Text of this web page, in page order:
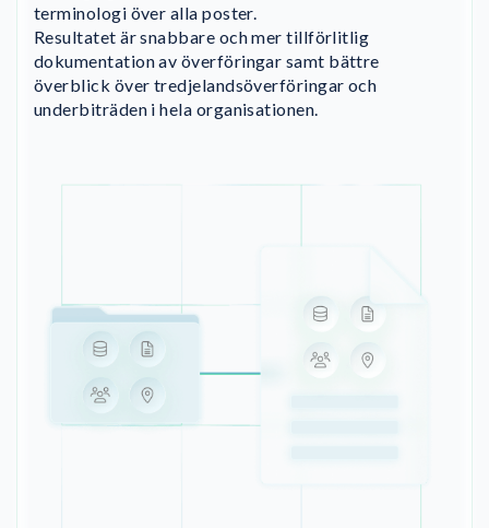
terminologi över alla poster.
Resultatet är snabbare och mer tillförlitlig
dokumentation av överföringar samt bättre
överblick över tredjelandsöverföringar och
underbiträden i hela organisationen.